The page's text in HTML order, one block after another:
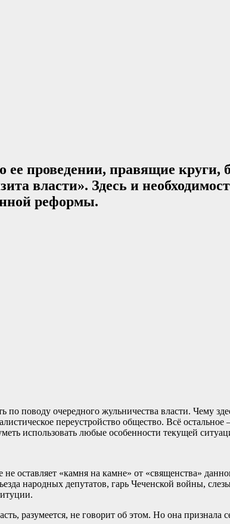
проведении, правящие круги,
власти». Здесь и
реформы.
поводу очередного жульничества власти. Чему
переустройство общество. Всё
использовать любые особенности текущей
оставляет «камня на камне» от «священства»
народных депутатов, гарь Чеченской войны,
разумеется, не говорит об этом. Но она признала